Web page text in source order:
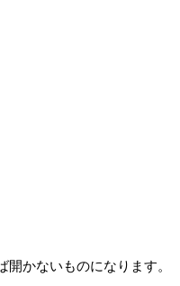
かないものになります。